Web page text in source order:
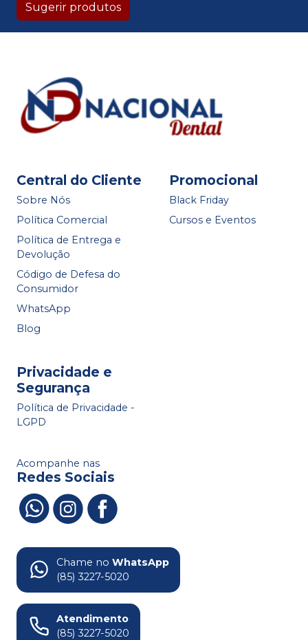
Sugerir produtos
Central do Cliente
Sobre Nós
Política Comercial
Política de Entrega e
Devolução
Código de Defesa do
Consumidor
WhatsApp
Blog
Promocional
Black Friday
Cursos e Eventos
Privacidade e
Segurança
Política de Privacidade -
LGPD
Acompanhe nas
Redes Sociais
Chame no WhatsApp
(85) 3227-5020
Atendimento
(85) 3227-5020